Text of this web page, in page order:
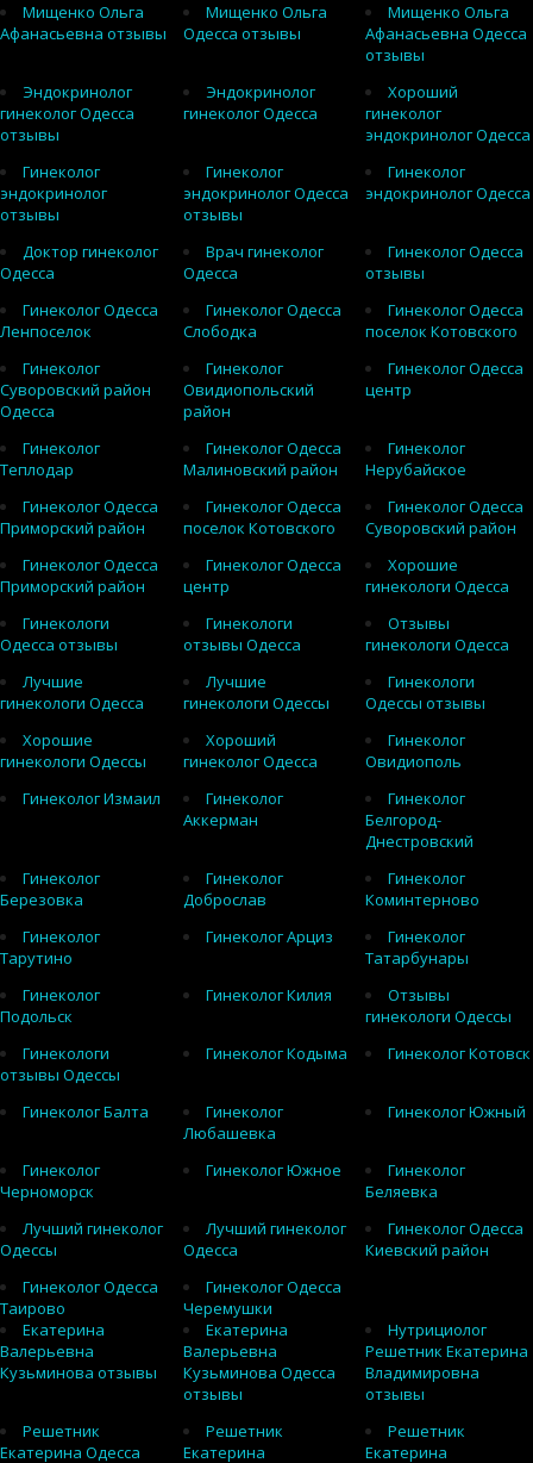
Мищенко Ольга
Афанасьевна отзывы
Мищенко Ольга
Одесса отзывы
Мищенко Ольга
Афанасьевна Одесса
отзывы
Эндокринолог
гинеколог Одесса
отзывы
Эндокринолог
гинеколог Одесса
Хороший
гинеколог
эндокринолог Одесса
Гинеколог
эндокринолог
отзывы
Гинеколог
эндокринолог Одесса
отзывы
Гинеколог
эндокринолог Одесса
Доктор гинеколог
Одесса
Врач гинеколог
Одесса
Гинеколог Одесса
отзывы
Гинеколог Одесса
Ленпоселок
Гинеколог Одесса
Слободка
Гинеколог Одесса
поселок Котовского
Гинеколог
Суворовский район
Одесса
Гинеколог
Овидиопольский
район
Гинеколог Одесса
центр
Гинеколог
Теплодар
Гинеколог Одесса
Малиновский район
Гинеколог
Нерубайское
Гинеколог Одесса
Приморский район
Гинеколог Одесса
поселок Котовского
Гинеколог Одесса
Суворовский район
Гинеколог Одесса
Приморский район
Гинеколог Одесса
центр
Хорошие
гинекологи Одесса
Гинекологи
Одесса отзывы
Гинекологи
отзывы Одесса
Отзывы
гинекологи Одесса
Лучшие
гинекологи Одесса
Лучшие
гинекологи Одессы
Гинекологи
Одессы отзывы
Хорошие
гинекологи Одессы
Хороший
гинеколог Одесса
Гинеколог
Овидиополь
Гинеколог Измаил
Гинеколог
Аккерман
Гинеколог
Белгород-
Днестровский
Гинеколог
Березовка
Гинеколог
Доброслав
Гинеколог
Коминтерново
Гинеколог
Тарутино
Гинеколог Арциз
Гинеколог
Татарбунары
Гинеколог
Подольск
Гинеколог Килия
Отзывы
гинекологи Одессы
Гинекологи
отзывы Одессы
Гинеколог Кодыма Гинеколог Котовск
Гинеколог Балта
Гинеколог
Любашевка
Гинеколог Южный
Гинеколог
Черноморск
Гинеколог Южное
Гинеколог
Беляевка
Лучший гинеколог
Одессы
Лучший гинеколог
Одесса
Гинеколог Одесса
Киевский район
Гинеколог Одесса
Таирово
Гинеколог Одесса
Черемушки
Екатерина
Валерьевна
Кузьминова отзывы
Екатерина
Валерьевна
Кузьминова Одесса
отзывы
Нутрициолог
Решетник Екатерина
Владимировна
отзывы
Решетник
Екатерина Одесса
Решетник
Екатерина
Решетник
Екатерина